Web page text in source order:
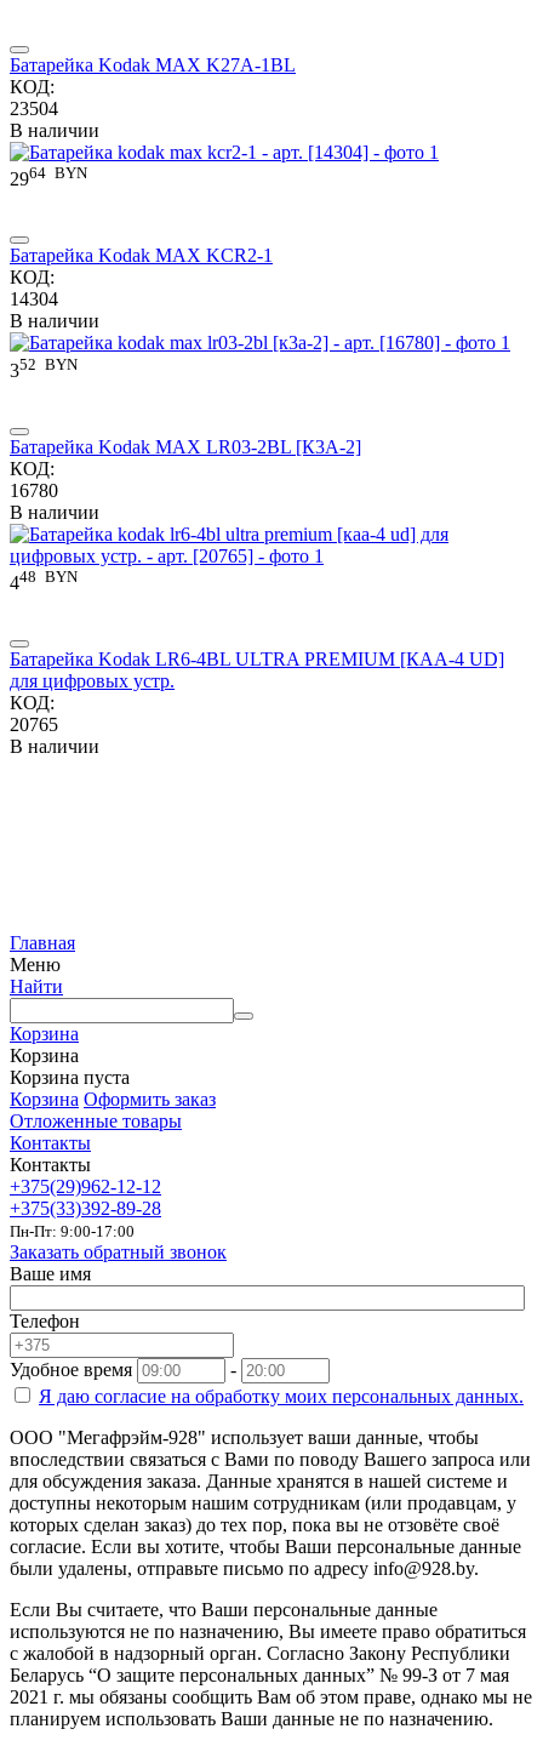
Батарейка Kodak MAX K27A-1BL
КОД:
23504
В наличии
2964 BYN
Батарейка Kodak MAX KCR2-1
КОД:
14304
В наличии
352 BYN
Батарейка Kodak MAX LR03-2BL [К3А-2]
КОД:
16780
В наличии
448 BYN
Батарейка Kodak LR6-4BL ULTRA PREMIUM [КAА-4 UD]
для цифровых устр.
КОД:
20765
В наличии
Главная
Меню
Найти
Корзина
Корзина
Корзина пуста
Корзина Оформить заказ
Отложенные товары
Контакты
Контакты
+375(29)962-12-12
+375(33)392-89-28
Пн-Пт: 9:00-17:00
Заказать обратный звонок
Ваше имя
Телефон
Удобное время
-
Я даю согласие на обработку моих персональных данных.
ООО "Мегафрэйм-928" использует ваши данные, чтобы
впоследствии связаться с Вами по поводу Вашего запроса или
для обсуждения заказа. Данные хранятся в нашей системе и
доступны некоторым нашим сотрудникам (или продавцам, у
которых сделан заказ) до тех пор, пока вы не отзовёте своё
согласие. Если вы хотите, чтобы Ваши персональные данные
были удалены, отправьте письмо по адресу info@928.by.
Если Вы считаете, что Ваши персональные данные
используются не по назначению, Вы имеете право обратиться
с жалобой в надзорный орган. Согласно Закону Республики
Беларусь “О защите персональных данных” № 99-З от 7 мая
2021 г. мы обязаны сообщить Вам об этом праве, однако мы не
планируем использовать Ваши данные не по назначению.